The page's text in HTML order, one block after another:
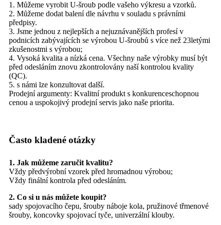
1. Můžeme vyrobit U-šroub podle vašeho výkresu a vzorků.
2. Můžeme dodat balení dle návrhu v souladu s právními
předpisy.
3. Jsme jednou z nejlepších a nejuznávanějších profesí v
podnicích zabývajících se výrobou U-šroubů s více než 23letými
zkušenostmi s výrobou;
4. Vysoká kvalita a nízká cena. Všechny naše výrobky musí být
před odesláním znovu zkontrolovány naší kontrolou kvality
(QC).
5. s námi lze konzultovat další.
Prodejní argumenty: Kvalitní produkt s konkurenceschopnou
cenou a uspokojivý prodejní servis jako naše priorita.
Často kladené otázky
1. Jak můžeme zaručit kvalitu?
Vždy předvýrobní vzorek před hromadnou výrobou;
Vždy finální kontrola před odesláním.
2. Co si u nás můžete koupit?
sady spojovacího čepu, šrouby náboje kola, pružinové třmenové
šrouby, koncovky spojovací tyče, univerzální klouby.